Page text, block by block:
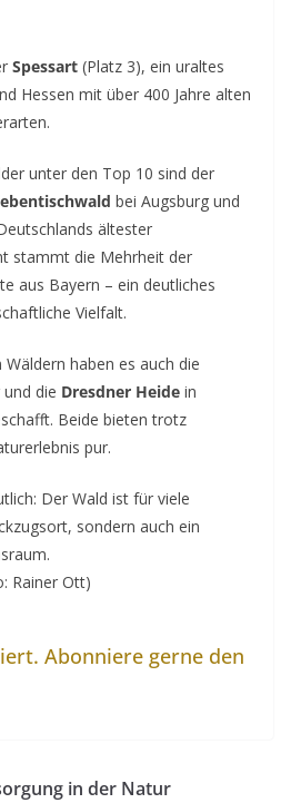
Spessart (Platz 3), ein uraltes
Hessen mit über 400 Jahre alten
unter den Top 10 sind der
bei Augsburg und
ältester
stammt die Mehrheit der
aus Bayern – ein deutliches
Vielfalt.
haben es auch die
die Dresdner Heide in
Beide bieten trotz
pur.
Der Wald ist für viele
sondern auch ein
Rainer Ott)
Abonniere gerne den
in der Natur